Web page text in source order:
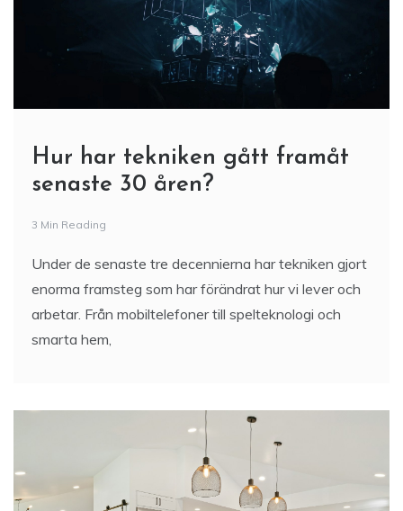
Hur har tekniken gått framåt
senaste 30 åren?
3 Min Reading
Under de senaste tre decennierna har tekniken gjort
enorma framsteg som har förändrat hur vi lever och
arbetar. Från mobiltelefoner till spelteknologi och
smarta hem,